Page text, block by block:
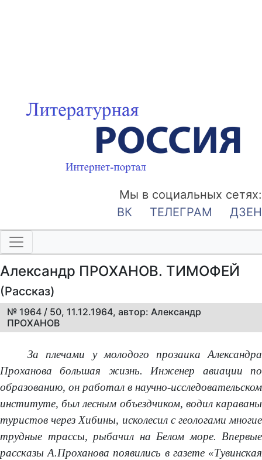
Мы в социальных сетях:
ВК
ТЕЛЕГРАМ ДЗЕН
Александр ПРОХАНОВ. ТИМОФЕЙ
(Рассказ)
№ 1964 / 50, 11.12.1964, автор: Александр
ПРОХАНОВ
За плечами у молодого прозаика Александра
Проханова большая жизнь. Инженер авиации по
образованию, он работал в научно-исследовательском
институте, был лесным объездчиком, водил караваны
туристов через Хибины, исколесил с геологами многие
трудные трассы, рыбачил на Белом море. Впервые
рассказы А.Проханова появились в газете «Тувинская